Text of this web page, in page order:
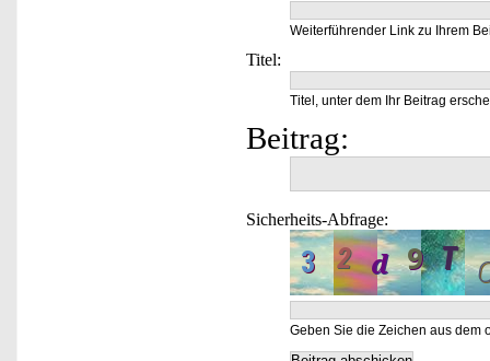
Weiterführender Link zu Ihrem
Titel:
Titel, unter dem Ihr Beitrag
Beitrag:
Sicherheits-Abfrage:
Geben Sie die Zeichen aus dem